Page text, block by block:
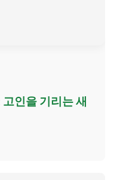
인을 기리는 새